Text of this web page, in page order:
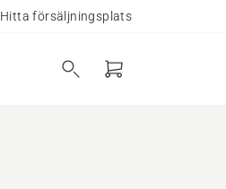
Hitta försäljningsplats